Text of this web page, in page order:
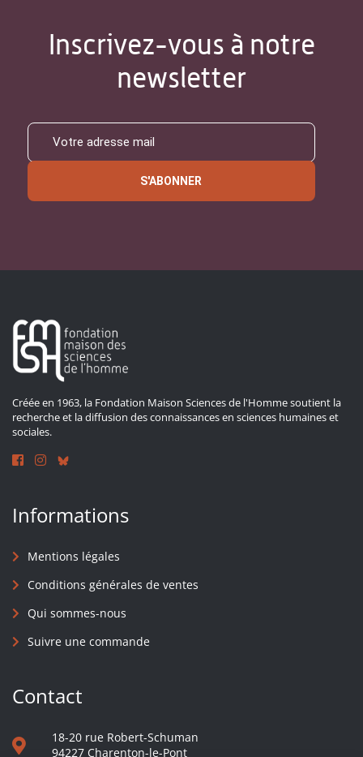
Inscrivez-vous à notre
newsletter
S'ABONNER
Créée en 1963, la Fondation Maison Sciences de l'Homme soutient la
recherche et la diffusion des connaissances en sciences humaines et
sociales.
Informations
Mentions légales
Conditions générales de ventes
Qui sommes-nous
Suivre une commande
Contact
18-20 rue Robert-Schuman
94227 Charenton-le-Pont